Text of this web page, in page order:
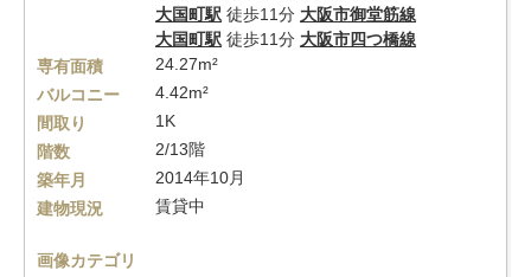
大国町駅 徒歩11分 大阪市御堂筋線
大国町駅 徒歩11分 大阪市四つ橋線
専有面積
24.27m²
バルコニー
4.42m²
間取り
1K
階数
2/13階
築年月
2014年10月
建物現況
賃貸中
画像カテゴリ